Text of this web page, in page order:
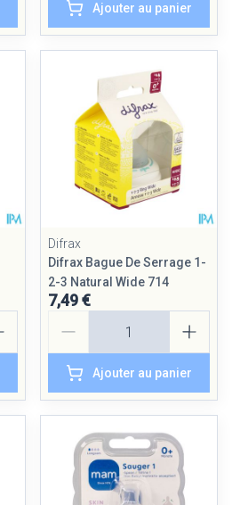
Ajouter au panier
Difrax
Difrax Bague De Serrage 1-
2-3 Natural Wide 714
7,49 €
Ajouter au panier